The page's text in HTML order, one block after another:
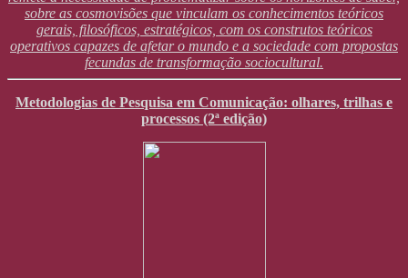
sobre as cosmovisões que vinculam os conhecimentos teóricos
gerais, filosóficos, estratégicos, com os construtos teóricos
operativos capazes de afetar o mundo e a sociedade com propostas
fecundas de transformação sociocultural.
Metodologias de Pesquisa em Comunicação: olhares, trilhas e
processos (2ª edição)